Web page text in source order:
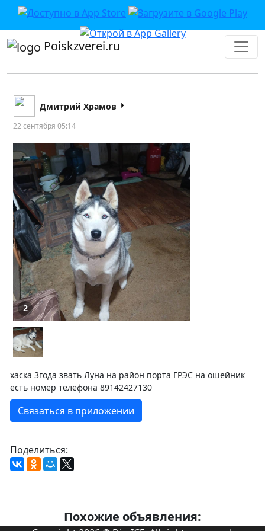
Poiskzverei.ru
Дмитрий Храмов
22 сентября 05:14
2
хаска 3года звать Луна на район порта ГРЭС на ошейник
есть номер телефона 89142427130
Связаться в приложении
Поделиться:
Похожие объявления: